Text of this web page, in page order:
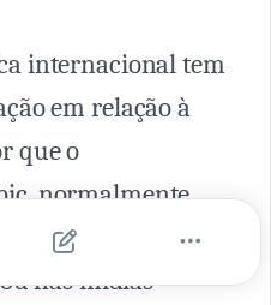
internacional tem
em relação à
que o
normalmente
de
nas mídias